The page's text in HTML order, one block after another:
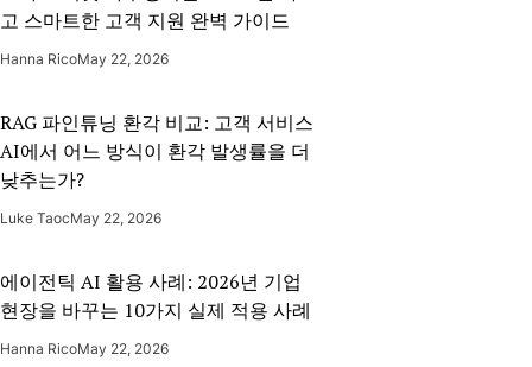
고 스마트한 고객 지원 완벽 가이드
Hanna RicoMay 22, 2026
RAG 파인튜닝 환각 비교: 고객 서비스
AI에서 어느 방식이 환각 발생률을 더
낮추는가?
Luke TaocMay 22, 2026
에이전틱 AI 활용 사례: 2026년 기업
현장을 바꾸는 10가지 실제 적용 사례
Hanna RicoMay 22, 2026